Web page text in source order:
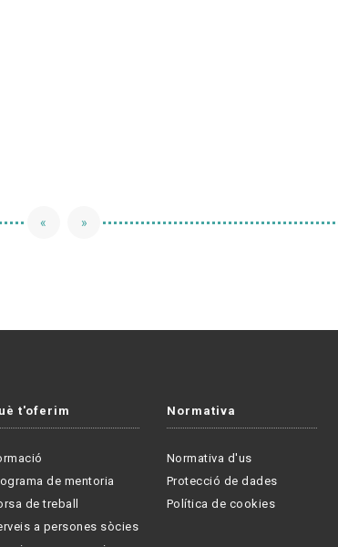
« »
t'oferim
de mentoria
de treball
a persones sòcies
Normativa
Normativa d'us
Protecció de dades
Política de cookies